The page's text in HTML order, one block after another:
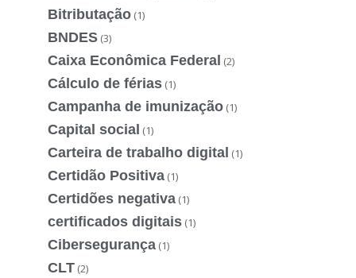
Bitributação (1)
BNDES (3)
Caixa Econômica Federal (2)
Cálculo de férias (1)
Campanha de imunização (1)
Capital social (1)
Carteira de trabalho digital (1)
Certidão Positiva (1)
Certidões negativa (1)
certificados digitais (1)
Cibersegurança (1)
CLT (2)